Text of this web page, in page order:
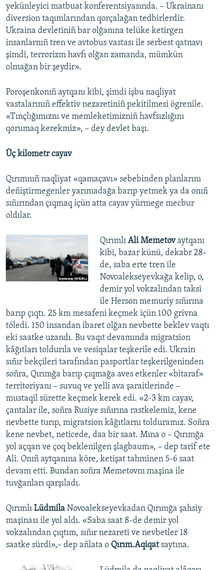
yekünleyici matbuat konferentsiyasında. – Ukrainanı
diversion taqımlarından qorçalağan tedbirlerdir.
Ukraina devletiniñ bar olğanına telüke ketirgen
insanlarnıñ tren ve avtobus vastası ile serbest qatnavı
şimdi, terrorizm havfı olğan zamanda, mümkün
olmağan bir şeydir».
Poroşenkonıñ aytqanı kibi, şimdi işbu naqliyat
vastalarınıñ effektiv nezaretiniñ pekitilmesi ögrenile.
«Tınçlığımıznı ve memleketimizniñ havfsızlığını
qorumaq kerekmiz», – dey devlet başı.
Üç kilometr cayav
Qırımnıñ naqliyat «qamaçavı» sebebinden planlarını
deñiştirmegenler yarımadağa barıp yetmek ya da onıñ
sıñırından çıqmaq içün atta cayav yürmege mecbur
oldılar.
Qırımlı Ali Memetovaytqanı
kibi, bazar künü, dekabr 28-
de, saba erte tren ile
Novoalekseyevkağa kelip, o,
demir yol vokzalından taksi
ile Herson memuriy sıñırına
barıp çıqtı. 25 km mesafeni keçmek içün 100 grivna
töledi. 150 insandan ibaret olğan nevbette beklev vaqtı
eki saatke uzandı. Bu vaqıt devamında migratsion
kâğıtları toldurıla ve vesiqalar teşkerile edi. Ukrain
sıñır bekçileri tarafından pasportlar teşkerilgeninden
soñra, Qırımğa barıp çıqmağa aves etkenler «bitaraf»
territoriyanı – suvuq ve yelli ava şaraitlerinde –
mustaqil sürette keçmek kerek edi. «2-3 km cayav,
çantalar ile, soñra Rusiye sıñırına rastkelemiz, kene
nevbette turıp, migratsion kâğıtlarnı tolduramız. Soñra
kene nevbet, neticede, daa bir saat. Mına o – Qırımğa
yol açqan ve çoq beklenilgen şlagbaum», – dep tarif ete
Ali. Onıñ aytqanına köre, ketişat tahminen 5-6 saat
devam etti. Bundan soñra Memetovnı maşina ile
tuvğanları qarşıladı.
Qırımlı Lüdmila Novoalekseyevkadan Qırımğa şahsiy
maşinası ile yol aldı. «Saba saat 8-de demir yol
vokzalından çıqtım, sıñır nezareti ve nevbetler 18
saatke sürdi»,– dep añlata o Qırım.Aqiqatsaytına.